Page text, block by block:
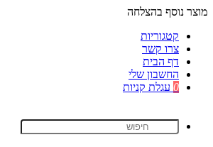
מוצר נוסף בהצלחה
קטגוריות
צרו קשר
דף הבית
החשבון שלי
0 עגלת קניות